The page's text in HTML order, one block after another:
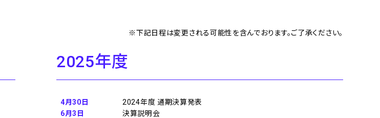
※下記日程は変更される可能性を含んでおります。ご了承ください。
2025年度
4月30日
2024年度 通期決算発表
6月3日
決算説明会